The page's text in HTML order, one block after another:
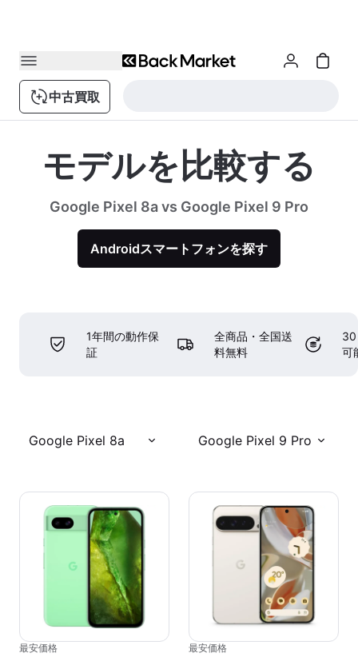
中古買取
モデルを比較する
Google Pixel 8a vs Google Pixel 9 Pro
Androidスマートフォンを探す
1年間の動作保
証
全商品・全国送
料無料
30
可
Google Pixel 8a Google Pixel 9 Pro
最安価格 最安価格